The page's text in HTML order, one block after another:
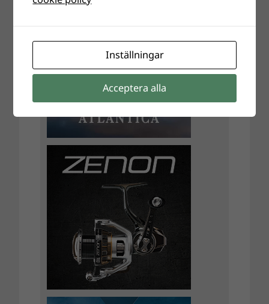
Inställningar
Acceptera alla